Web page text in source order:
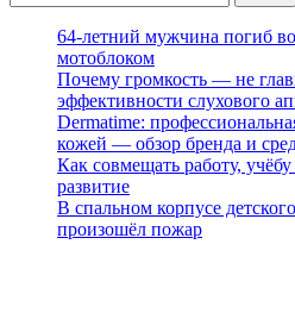
64-летний мужчина погиб
мотоблоком
Почему громкость — не
эффективности слухового
Dermatime:
кожей — обзор бренда и
Как совмещать работу,
развитие
В спальном корпусе
произошёл пожар